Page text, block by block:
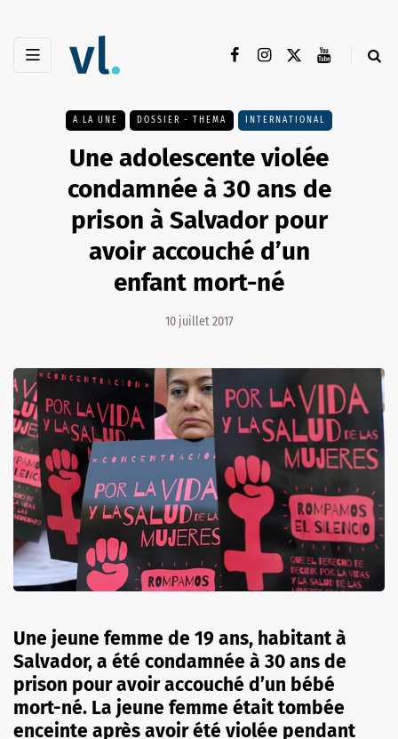
A LA UNE DOSSIER - THEMA INTERNATIONAL
Une adolescente violée
condamnée à 30 ans de
prison à Salvador pour
avoir accouché d’un
enfant mort-né
10 juillet 2017
Une jeune femme de 19 ans, habitant à
Salvador, a été condamnée à 30 ans de
prison pour avoir accouché d’un bébé
mort-né. La jeune femme était tombée
enceinte après avoir été violée pendant